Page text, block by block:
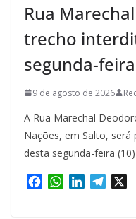
Rua
trecho
segunda-feira
9 de agosto de 2026
A Rua Marechal
Nações, em Salto,
desta segunda-feira (10)
W